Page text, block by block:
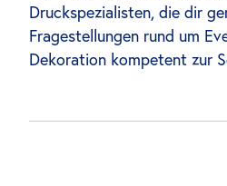
Druckspezialisten, die dir
Fragestellungen rund um
Dekoration kompetent zur